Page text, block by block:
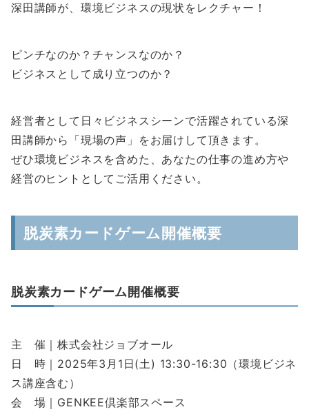
深田講師が、環境ビジネスの現状をレクチャー！
ピンチなのか？チャンスなのか？
ビジネスとして成り立つのか？
経営者として日々ビジネスシーンで活躍されている深
田講師から「現場の声」をお届けして頂きます。
ぜひ環境ビジネスを含めた、あなたの仕事の進め方や
経営のヒントとしてご活用ください。
脱炭素カードゲーム開催概要
脱炭素カードゲーム開催概要
主 催｜株式会社ジョブオール
日 時｜2025年3月1日(土) 13:30-16:30（環境ビジネ
ス講座含む）
会 場｜GENKEE倶楽部スペース